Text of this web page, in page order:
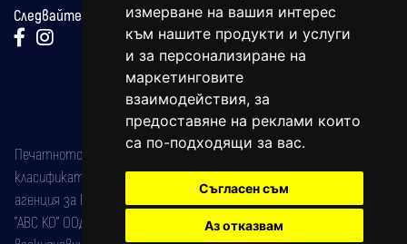
измерване на вашия интерес
към нашите продукти и услуги
и за персонализиране на
маркетинговите
взаимодействия, за
предоставяне на реклами които
са по-подходящи за вас.
Съгласен съм
Аз отказвам
Следвайте ни:
Печатното издание на вестника е регистрирано в националния
класификатор на печатните издания (Българска национална
агенция за ISSN) под номер: ISSN 1312-4722.
"АВС КО" ООД е притежател на марката: Вяра информационен